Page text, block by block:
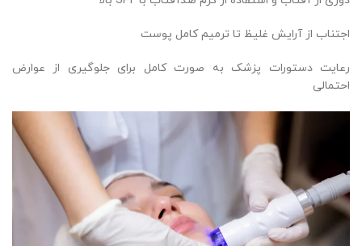
اجتناب از آرایش غلیظ تا ترمیم کامل پوست
رعایت دستورات پزشک به صورت کامل برای جلوگیری از عوارض
احتمالی